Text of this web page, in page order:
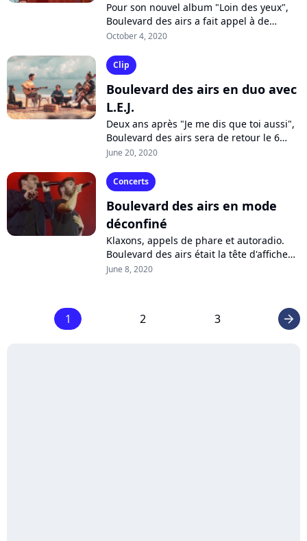
Pour son nouvel album "Loin des yeux",
Boulevard des airs a fait appel à de
nombreux artistes dont Claudio Capéo,
October 4, 2020
Clip
Boulevard des airs en duo avec
L.E.J.
Deux ans après "Je me dis que toi aussi",
Boulevard des airs sera de retour le 6
novembre avec un nouvel album intitulé
June 20, 2020
Concerts
Boulevard des airs en mode
déconfiné
Klaxons, appels de phare et autoradio.
Boulevard des airs était la tête d'affiche
du premier concert déconfiné donné ce
June 8, 2020
1 2 3 arrow_right